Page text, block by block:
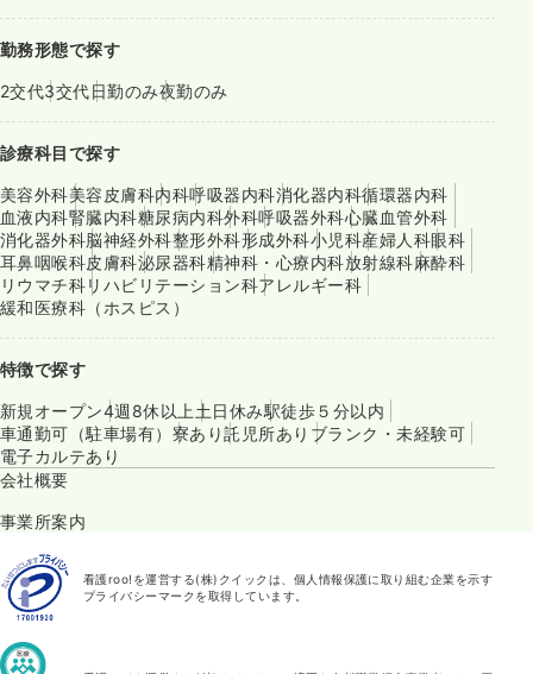
勤務形態で探す
2交代3交代日勤のみ夜勤のみ
診療科目で探す
美容外科美容皮膚科内科呼吸器内科消化器内科循環器内科
血液内科腎臓内科糖尿病内科外科呼吸器外科心臓血管外科
消化器外科脳神経外科整形外科形成外科小児科産婦人科眼科
耳鼻咽喉科皮膚科泌尿器科精神科・心療内科放射線科麻酔科
リウマチ科リハビリテーション科アレルギー科
緩和医療科（ホスピス）
特徴で探す
新規オープン4週8休以上 土日休み駅徒歩５分以内
車通勤可（駐車場有） 寮あり託児所あり ブランク・未経験可
電子カルテあり
会社概要
事業所案内
看護roo!を運営する(株)クイックは、個人情報保護に取り組む企業を示す
プライバシーマークを取得しています。